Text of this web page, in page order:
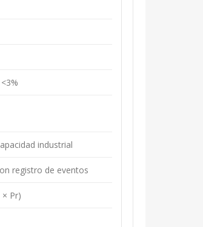
industrial
registro de eventos
× Pr)